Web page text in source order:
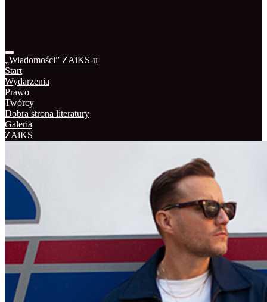
„Wiadomości” ZAiKS-u
Start
Wydarzenia
Prawo
Twórcy
Dobra strona literatury
Galeria
ZAiKS